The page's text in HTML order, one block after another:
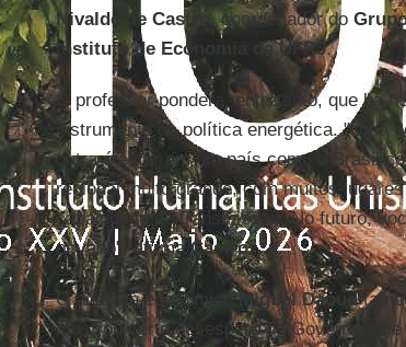
Nivalde de Castro , coordenador do
Instituto de Economia da UFRJ.
O professor pondera, entretanto, que há
instrumento de política energética. "Uma
outra é estar em um país como o Brasil
regional muito grande, com muitos
capacidade de transmissão. No futuro,
privado", afirmaCastro.
O analista econômicoMiguel Daoud
mostrou certo desespero do Governo,